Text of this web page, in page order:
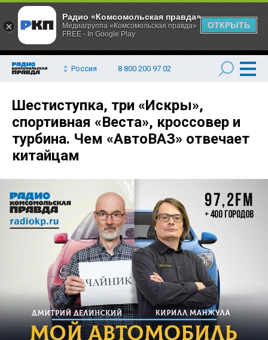
Россия 8 800 200 97 02
Шестиступка, три «Искры»,
спортивная «Веста», кроссовер и
турбина. Чем «АвтоВАЗ» отвечает
китайцам
Радио «Комсомольская правда»
Медиагруппа «Комсомольская правда»
FREE - In Google Play
ОТКРЫТЬ